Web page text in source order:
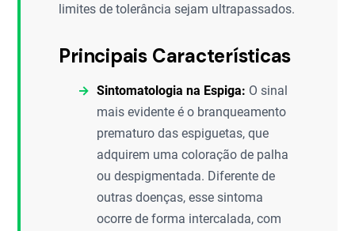
limites de tolerância sejam ultrapassados.
Principais Características
Sintomatologia na Espiga: O sinal
mais evidente é o branqueamento
prematuro das espiguetas, que
adquirem uma coloração de palha
ou despigmentada. Diferente de
outras doenças, esse sintoma
ocorre de forma intercalada, com